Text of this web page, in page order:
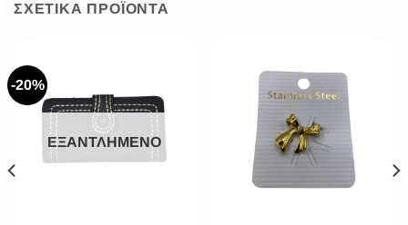
ΣΧΕΤΙΚΆ ΠΡΟΪΌΝΤΑ
-20%
ΕΞΑΝΤΛΗΜΈΝΟ